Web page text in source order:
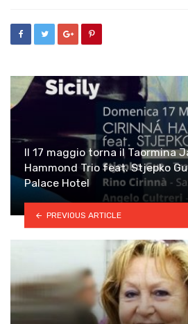
Il 17 maggio torna il Taormina
Hammond Trio feat. Stjepko
Palace Hotel
PREVIOUS ARTICLE